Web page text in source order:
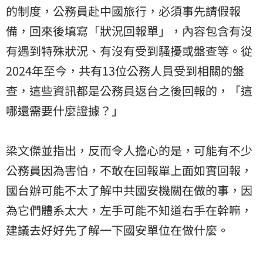
的制度，公務員赴中國旅行，必須事先請假報
備，回來後填寫「狀況回報單」，內容包含有沒
有遇到特殊狀況、有沒有受到騷擾或盤查等。從
2024年至今，共有13位公務人員受到相關的盤
查，這些資訊都是公務員返台之後回報的，「這
哪還需要什麼證據？」
梁文傑並指出，反而令人擔心的是，可能有不少
公務員因為害怕，不敢在回報單上面如實回報，
國台辦可能不太了解中共國安機關在做的事，因
為它們體系太大，左手可能不知道右手在幹嘛，
建議去好好先了解一下國安單位在做什麼。